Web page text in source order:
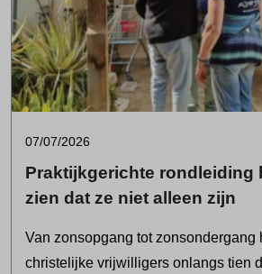
07/07/2026
Praktijkgerichte rondleiding
zien dat ze niet alleen zijn
Van zonsopgang tot zonsondergang
christelijke vrijwilligers onlangs tien